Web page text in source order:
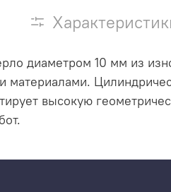
диаметром 10 мм из
материалами.
высокую